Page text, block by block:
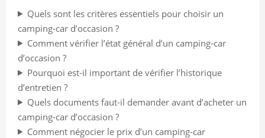
Quels sont les critères essentiels pour choisir un
camping-car d’occasion ?
Comment vérifier l’état général d’un camping-car
d’occasion ?
Pourquoi est-il important de vérifier l’historique
d’entretien ?
Quels documents faut-il demander avant d’acheter un
camping-car d’occasion ?
Comment négocier le prix d’un camping-car